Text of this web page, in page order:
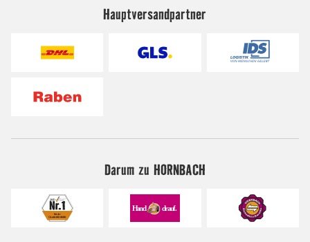
Hauptversandpartner
Darum zu HORNBACH